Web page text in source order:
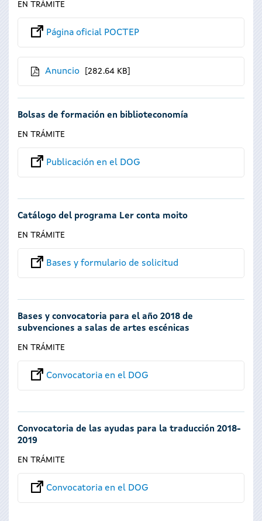
EN TRÁMITE
Página oficial POCTEP
Anuncio 282.64 KB
Bolsas de formación en biblioteconomía
EN TRÁMITE
Publicación en el DOG
Catálogo del programa Ler conta moito
EN TRÁMITE
Bases y formulario de solicitud
Bases y convocatoria para el año 2018 de
subvenciones a salas de artes escénicas
EN TRÁMITE
Convocatoria en el DOG
Convocatoria de las ayudas para la traducción 2018-
2019
EN TRÁMITE
Convocatoria en el DOG